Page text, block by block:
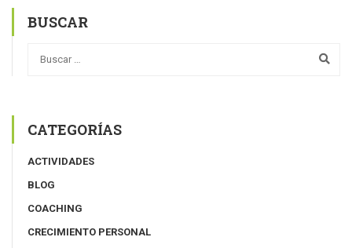
BUSCAR
CATEGORÍAS
ACTIVIDADES
BLOG
COACHING
CRECIMIENTO PERSONAL